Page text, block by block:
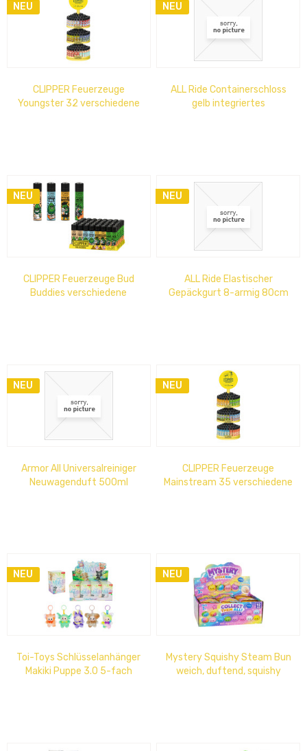
NEU
CLIPPER Feuerzeuge
Youngster 32 verschiedene
NEU
ALL Ride Containerschloss
gelb integriertes
NEU
CLIPPER Feuerzeuge Bud
Buddies verschiedene
NEU
ALL Ride Elastischer
Gepäckgurt 8-armig 80cm
NEU
Armor All Universalreiniger
Neuwagenduft 500ml
NEU
CLIPPER Feuerzeuge
Mainstream 35 verschiedene
NEU
Toi-Toys Schlüsselanhänger
Makiki Puppe 3.0 5-fach
NEU
Mystery Squishy Steam Bun
weich, duftend, squishy